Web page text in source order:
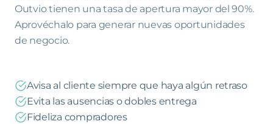
Outvio tienen una tasa de apertura mayor del 90%.
Aprovéchalo para generar nuevas oportunidades
de negocio.
Avisa al cliente siempre que haya algún retraso
Evita las ausencias o dobles entrega
Fideliza compradores